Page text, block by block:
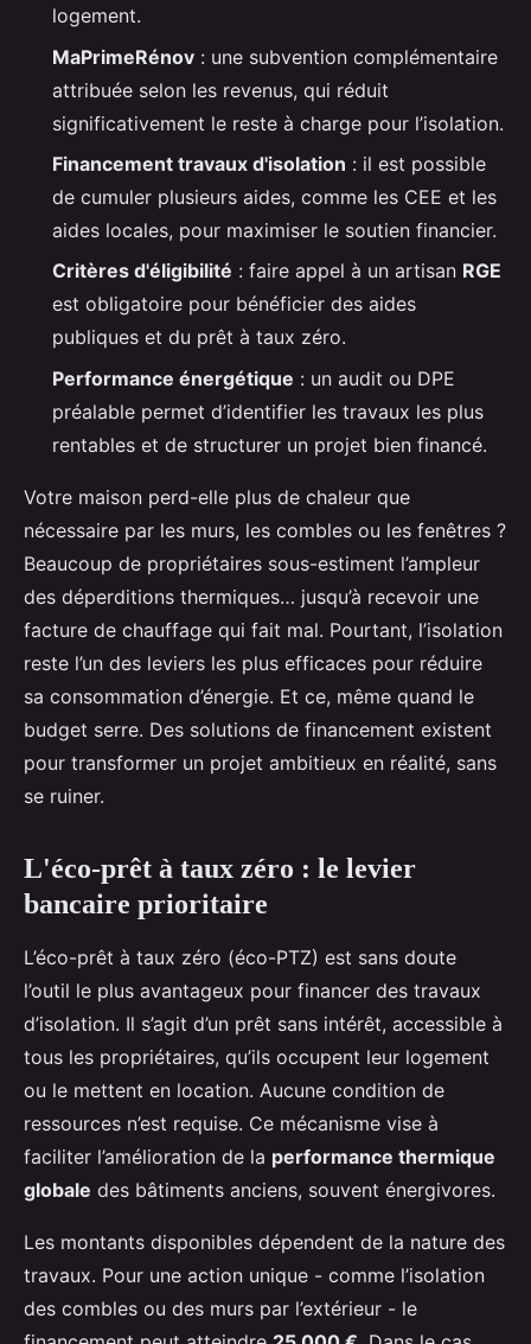
logement.
MaPrimeRénov : une subvention complémentaire
attribuée selon les revenus, qui réduit
significativement le reste à charge pour l’isolation.
Financement travaux d'isolation : il est possible
de cumuler plusieurs aides, comme les CEE et les
aides locales, pour maximiser le soutien financier.
Critères d'éligibilité : faire appel à un artisan RGE
est obligatoire pour bénéficier des aides
publiques et du prêt à taux zéro.
Performance énergétique : un audit ou DPE
préalable permet d’identifier les travaux les plus
rentables et de structurer un projet bien financé.
Votre maison perd-elle plus de chaleur que
nécessaire par les murs, les combles ou les fenêtres ?
Beaucoup de propriétaires sous-estiment l’ampleur
des déperditions thermiques… jusqu’à recevoir une
facture de chauffage qui fait mal. Pourtant, l’isolation
reste l’un des leviers les plus efficaces pour réduire
sa consommation d’énergie. Et ce, même quand le
budget serre. Des solutions de financement existent
pour transformer un projet ambitieux en réalité, sans
se ruiner.
L'éco-prêt à taux zéro : le levier
bancaire prioritaire
L’éco-prêt à taux zéro (éco-PTZ) est sans doute
l’outil le plus avantageux pour financer des travaux
d’isolation. Il s’agit d’un prêt sans intérêt, accessible à
tous les propriétaires, qu’ils occupent leur logement
ou le mettent en location. Aucune condition de
ressources n’est requise. Ce mécanisme vise à
faciliter l’amélioration de la performance thermique
globale des bâtiments anciens, souvent énergivores.
Les montants disponibles dépendent de la nature des
travaux. Pour une action unique - comme l’isolation
des combles ou des murs par l’extérieur - le